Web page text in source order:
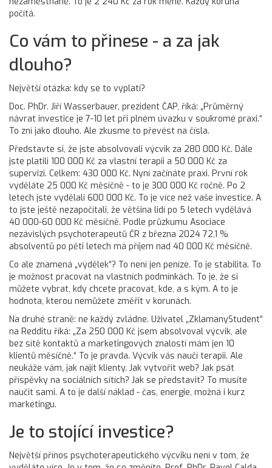
počítá.
Co vám to přinese - a za jak
dlouho?
Největší otázka: kdy se to vyplatí?
Doc. PhDr. Jiří Wasserbauer, prezident ČAP, říká: „Průměrný
návrat investice je 7-10 let při plném úvazku v soukromé praxi.“
To zní jako dlouho. Ale zkusme to převést na čísla.
Představte si, že jste absolvovali výcvik za 280 000 Kč. Dále
jste platili 100 000 Kč za vlastní terapii a 50 000 Kč za
supervizi. Celkem: 430 000 Kč. Nyní začínáte praxi. První rok
vyděláte 25 000 Kč měsíčně - to je 300 000 Kč ročně. Po 2
letech jste vydělali 600 000 Kč. To je více než vaše investice. A
to jste ještě nezapočítali, že většina lidí po 5 letech vydělává
40 000-60 000 Kč měsíčně. Podle průzkumu Asociace
nezávislých psychoterapeutů ČR z března 2024 72,1 %
absolventů po pěti letech má příjem nad 40 000 Kč měsíčně.
Co ale znamená „výdělek“? To není jen peníze. To je stabilita. To
je možnost pracovat na vlastních podmínkách. To je, že si
můžete vybrat, kdy chcete pracovat, kde, a s kým. A to je
hodnota, kterou nemůžete změřit v korunách.
Na druhé straně: ne každý zvládne. Uživatel „ZklamanyStudent“
na Redditu říká: „Za 250 000 Kč jsem absolvoval výcvik, ale
bez sítě kontaktů a marketingových znalostí mám jen 10
klientů měsíčně.“ To je pravda. Výcvik vás naučí terapii. Ale
neukáže vám, jak najít klienty. Jak vytvořit web? Jak psát
příspěvky na sociálních sítích? Jak se představit? To musíte
naučit sami. A to je další náklad - čas, energie, možná i kurz
marketingu.
Je to stojící investice?
Největší přínos psychoterapeutického výcviku není v tom, že